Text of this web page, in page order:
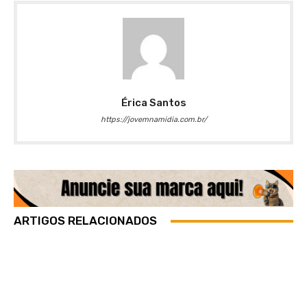
Érica Santos
https://jovemnamidia.com.br/
ARTIGOS RELACIONADOS